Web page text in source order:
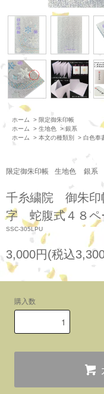
ホーム > 限定御朱印帳
ホーム
> 生地色 >銀系
ホーム
> 本文の種類別 > 白色奉
限定御朱印帳 生地色 銀系
千糸繍院 御朱
字 蛇腹式４８
SSC-305LPU
3,000円(税込
購入数